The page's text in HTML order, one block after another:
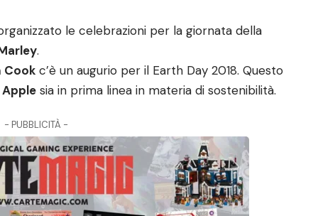
le celebrazioni per la giornata della
.
Cook c’è un augurio per il Earth Day 2018. Questo
Apple sia in prima linea in materia di sostenibilità.
- PUBBLICITÀ -